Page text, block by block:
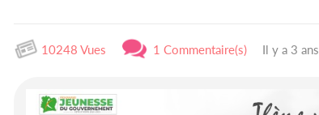
10248 Vues 1 Commentaire(s) Il y a 3 ans